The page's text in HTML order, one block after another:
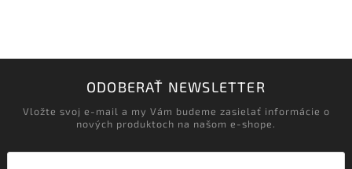
ODOBERAŤ NEWSLETTER
Vložte svoj e-mail a my Vám budeme zasielať informácie o
nových produktoch na našom e-shope.